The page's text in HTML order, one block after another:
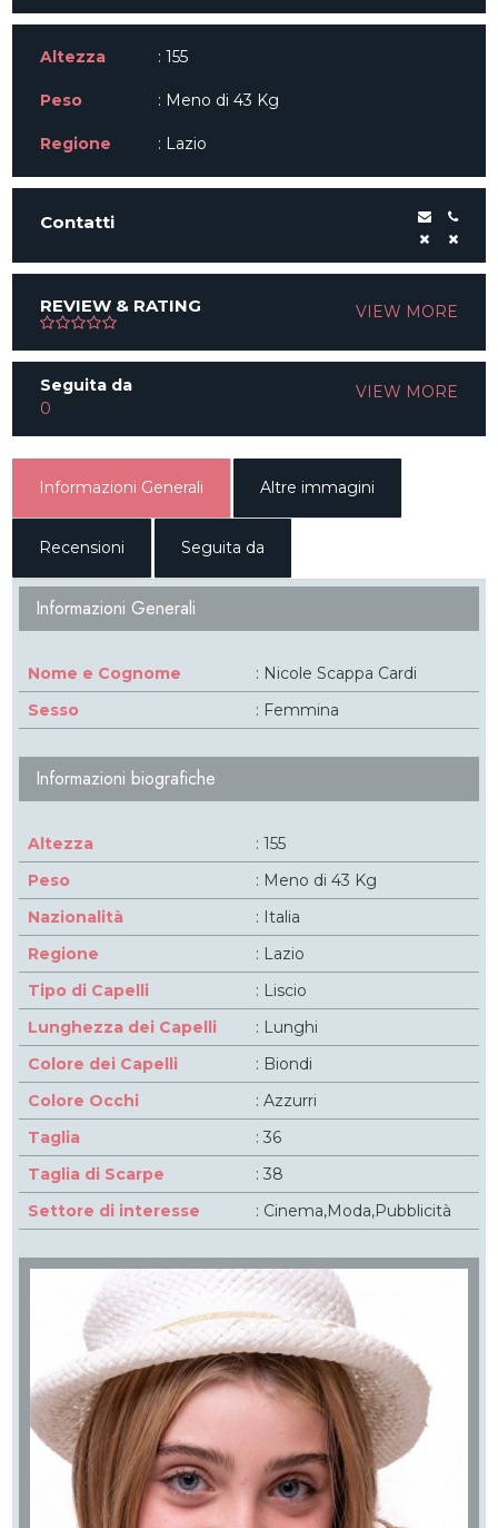
Altezza : 155
Peso : Meno di 43 Kg
Regione : Lazio
Contatti
REVIEW & RATING VIEW MORE
Seguita da
0
VIEW MORE
Informazioni Generali Altre immagini
Recensioni Seguita da
Informazioni Generali
Nome e Cognome
: Nicole Scappa Cardi
Sesso
: Femmina
Informazioni biografiche
Altezza
: 155
Peso
: Meno di 43 Kg
Nazionalità
: Italia
Regione
: Lazio
Tipo di Capelli
: Liscio
Lunghezza dei Capelli
: Lunghi
Colore dei Capelli
: Biondi
Colore Occhi
: Azzurri
Taglia
: 36
Taglia di Scarpe
: 38
Settore di interesse
: Cinema,Moda,Pubblicità